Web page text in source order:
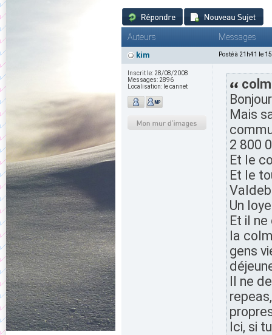
Auteurs Messages
kim Posté à 21h41 le
Inscrit le: 28/08/2008
Messages: 2896
Localisation: le cannet
Bonjour
Mais
2 800
Et le
Et le
Un
Et il
la
gens
Il ne
Ici, si